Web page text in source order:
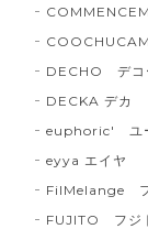
DECHO デコ
DECKA デカ
euphoric' ユ
eyya エイヤ
FilMelange フ
FUJITO フジ